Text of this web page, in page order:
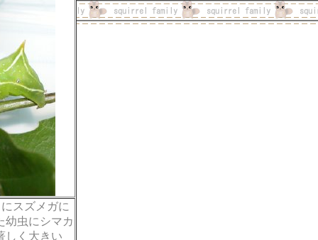
スズメガに
幼虫にシマカ
しく大きい